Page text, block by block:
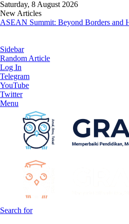
Saturday, 8 August 2026
New Articles
ASEAN Summit: Beyond Borders and
Sidebar
Random Article
Log In
Telegram
YouTube
Twitter
Menu
Search for